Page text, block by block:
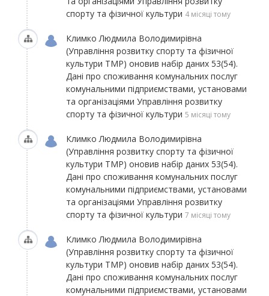
спорту та фізичної культури 4 місяці тому
Климко Людмила Володимирівна
(Управління розвитку спорту та фізичної
культури ТМР) оновив набір даних 53(54).
Дані про споживання комунальних послуг
комунальними підприємствами, установами
та організаціями Управління розвитку
спорту та фізичної культури 5 місяці тому
Климко Людмила Володимирівна
(Управління розвитку спорту та фізичної
культури ТМР) оновив набір даних 53(54).
Дані про споживання комунальних послуг
комунальними підприємствами, установами
та організаціями Управління розвитку
спорту та фізичної культури 7 місяці тому
Климко Людмила Володимирівна
(Управління розвитку спорту та фізичної
культури ТМР) оновив набір даних 53(54).
Дані про споживання комунальних послуг
комунальними підприємствами, установами